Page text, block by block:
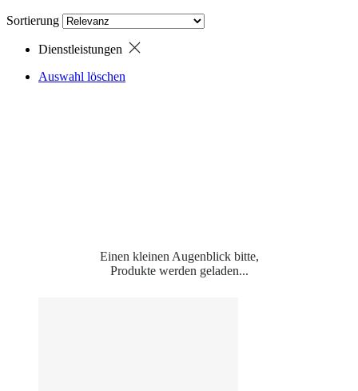
Sortierung
Dienstleistungen
Auswahl löschen
Einen kleinen Augenblick bitte,
Produkte werden geladen...